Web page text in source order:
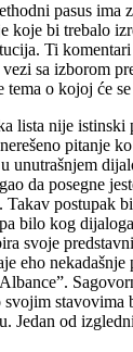
pasus ima
koje bi trebalo
Ti
sa izborom
tema o kojoj će
lista nije istinski
pitanje
unutrašnjem
da posegne
Takav postupak
bilo kog
svoje
eho nekadašnje
stavovima
Jedan od